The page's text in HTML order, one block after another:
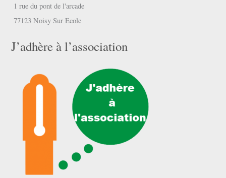
1 rue du pont de l'arcade
77123 Noisy Sur Ecole
J’adhère à l’association